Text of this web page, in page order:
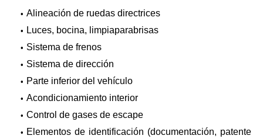
Alineación de ruedas directrices
Luces, bocina, limpiaparabrisas
Sistema de frenos
Sistema de dirección
Parte inferior del vehículo
Acondicionamiento interior
Control de gases de escape
Elementos de identificación (documentación, patente